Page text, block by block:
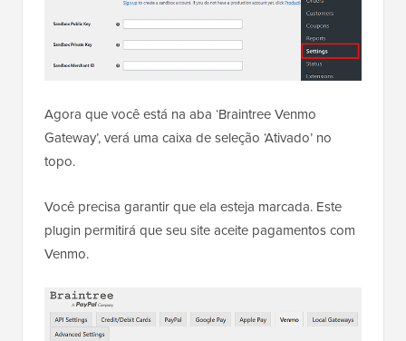
Agora que você está na aba ‘Braintree Venmo
Gateway’, verá uma caixa de seleção ‘Ativado’ no
topo.
Você precisa garantir que ela esteja marcada. Este
plugin permitirá que seu site aceite pagamentos com
Venmo.